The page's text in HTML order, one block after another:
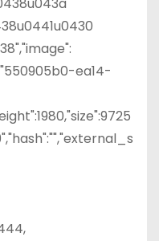
ea14-